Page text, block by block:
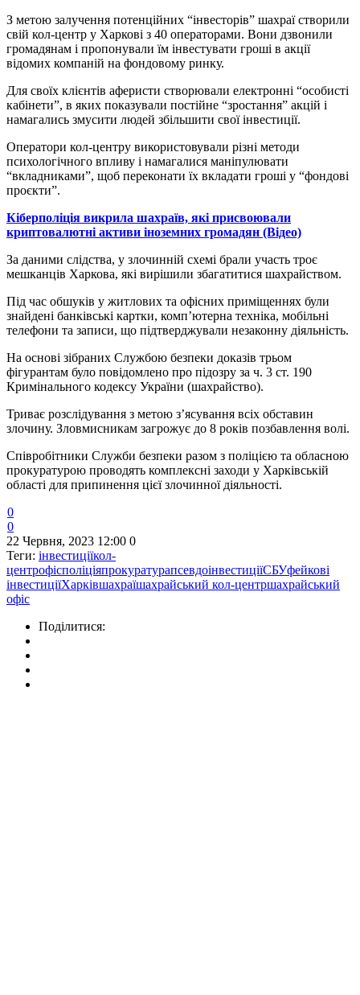
З метою залучення потенційних “інвесторів” шахраї створили
свій кол-центр у Харкові з 40 операторами. Вони дзвонили
громадянам і пропонували їм інвестувати гроші в акції
відомих компаній на фондовому ринку.
Для своїх клієнтів аферисти створювали електронні “особисті
кабінети”, в яких показували постійне “зростання” акцій і
намагались змусити людей збільшити свої інвестиції.
Оператори кол-центру використовували різні методи
психологічного впливу і намагалися маніпулювати
“вкладниками”, щоб переконати їх вкладати гроші у “фондові
проєкти”.
Кіберполіція викрила шахраїв, які присвоювали
криптовалютні активи іноземних громадян (Відео)
За даними слідства, у злочинній схемі брали участь троє
мешканців Харкова, які вирішили збагатитися шахрайством.
Під час обшуків у житлових та офісних приміщеннях були
знайдені банківські картки, комп’ютерна техніка, мобільні
телефони та записи, що підтверджували незаконну діяльність.
На основі зібраних Службою безпеки доказів трьом
фігурантам було повідомлено про підозру за ч. 3 ст. 190
Кримінального кодексу України (шахрайство).
Триває розслідування з метою з’ясування всіх обставин
злочину. Зловмисникам загрожує до 8 років позбавлення волі.
Співробітники Служби безпеки разом з поліцією та обласною
прокуратурою проводять комплексні заходи у Харківській
області для припинення цієї злочинної діяльності.
0
0
22 Червня, 2023 12:00 0
Теги: інвестиціїкол-
центрофісполіціяпрокуратурапсевдоінвестиціїСБУфейкові
інвестиціїХарківшахраїшахрайський кол-центршахрайський
офіс
Поділитися: